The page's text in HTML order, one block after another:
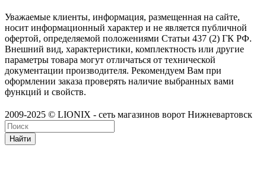
Уважаемые клиенты, информация, размещенная на сайте,
носит информационный характер и не является публичной
офертой, определяемой положениями Статьи 437 (2) ГК РФ.
Внешний вид, характеристики, комплектность или другие
параметры товара могут отличаться от технической
документации производителя. Рекомендуем Вам при
оформлении заказа проверять наличие выбранных вами
функций и свойств.
2009-2025 © LIONIX - сеть магазинов ворот Нижневартовск
Найти